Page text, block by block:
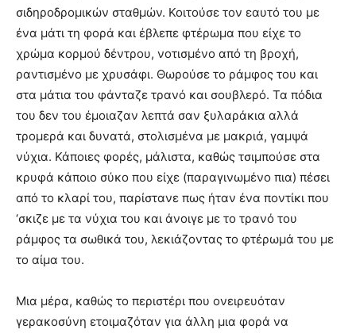
σιδηροδρομικών σταθμών. Κοιτούσε τον εαυτό του με
ένα μάτι τη φορά και έβλεπε φτέρωμα που είχε το
χρώμα κορμού δέντρου, νοτισμένο από τη βροχή,
ραντισμένο με χρυσάφι. Θωρούσε το ράμφος του και
στα μάτια του φάνταζε τρανό και σουβλερό. Τα πόδια
του δεν του έμοιαζαν λεπτά σαν ξυλαράκια αλλά
τρομερά και δυνατά, στολισμένα με μακριά, γαμψά
νύχια. Κάποιες φορές, μάλιστα, καθώς τσιμπούσε στα
κρυφά κάποιο σύκο που είχε (παραγινωμένο πια) πέσει
από το κλαρί του, παρίστανε πως ήταν ένα ποντίκι που
‘σκιζε με τα νύχια του και άνοιγε με το τρανό του
ράμφος τα σωθικά του, λεκιάζοντας το φτέρωμά του με
το αίμα του.
Μια μέρα, καθώς το περιστέρι που ονειρευόταν
γερακοσύνη ετοιμαζόταν για άλλη μια φορά να